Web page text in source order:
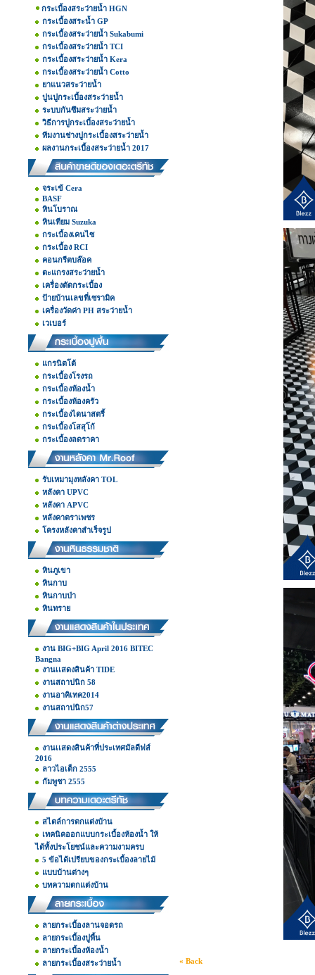
กระเบื้องสระว่ายน้ำ HGN
กระเบื้องสระน้ำ GP
กระเบื้องสระว่ายน้ำ Sukabumi
กระเบื้องสระว่ายน้ำ TCI
กระเบื้องสระว่ายน้ำ Kera
กระเบื้องสระว่ายน้ำ Cotto
ยาแนวสระว่ายน้ำ
ปูนปูกระเบื้องสระว่ายน้ำ
ระบบกันซึมสระว่ายน้ำ
วิธีการปูกระเบื้องสระว่ายน้ำ
ทีมงานช่างปูกระเบื้องสระว่ายน้ำ
ผลงานกระเบื้องสระว่ายน้ำ 2017
จระเข้ Cera
BASF
หินโบราณ
หินเทียม Suzuka
กระเบื้องเคนไซ
กระเบื้อง RCI
คอนกรีตบล๊อค
ตะแกรงสระว่ายน้ำ
เครื่องตัดกระเบื้อง
ป้ายบ้านเลขที่เซรามิค
เครื่องวัดค่า PH สระว่ายน้ำ
เวเบอร์
แกรนิตโต้
กระเบื้องโรงรถ
กระเบื้องห้องน้ำ
กระเบื้องห้องครัว
กระเบื้องไดนาสตรี้
กระเบื้องโสสุโก้
กระเบื้องลดราคา
รับเหมามุงหลังคา TOL
หลังคา UPVC
หลังคา APVC
หลังคาตราเพชร
โครงหลังคาสำเร็จรูป
หินภูเขา
หินกาบ
หินกาบป่า
หินทราย
งาน BIG+BIG April 2016 BITEC
Bangna
งานเเสดงสินค้า TIDE
งานสถาปนิก 58
งานอาคิเทค2014
งานสถาปนิก57
งานเเสดงสินค้าที่ประเทศมัลดีฟส์
2016
ลาวไอเต็ก 2555
กัมพูชา 2555
สไตล์การตกแต่งบ้าน
เทคนิคออกแบบกระเบื้องห้องน้ำ ให้
ได้ทั้งประโยชน์และความงามครบ
5 ข้อได้เปรียบของกระเบื้องลายไม้
แบบบ้านต่างๆ
บทความตกแต่งบ้าน
ลายกระเบื้องลานจอดรถ
ลายกระเบื้องปูพื้น
ลายกระเบื้องห้องน้ำ
ลายกระเบื้องสระว่ายน้ำ
« Back